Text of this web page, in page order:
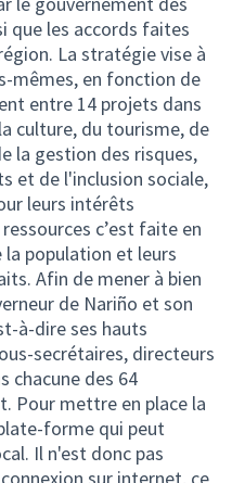
que les accords faites
La stratégie vise à
mêmes, en fonction de
entre 14 projets dans
culture, du tourisme, de
la gestion des risques,
et de l'inclusion sociale,
leurs intérêts
c’est faite en
population et leurs
Afin de mener à bien
de Nariño et son
à-dire ses hauts
secrétaires, directeurs
chacune des 64
Pour mettre en place la
forme qui peut
Il n'est donc pas